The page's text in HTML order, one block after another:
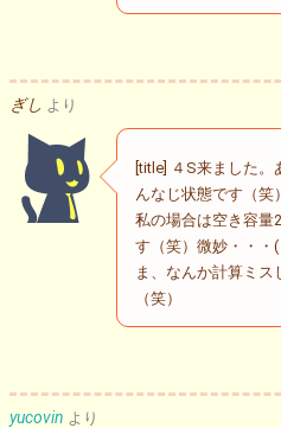
ぎし より
[title] ４S来ました。
んなじ状態です（笑）
私の場合は空き容量
す（笑）微妙・・・
ま、なんか計算ミス
（笑）
yucovin より